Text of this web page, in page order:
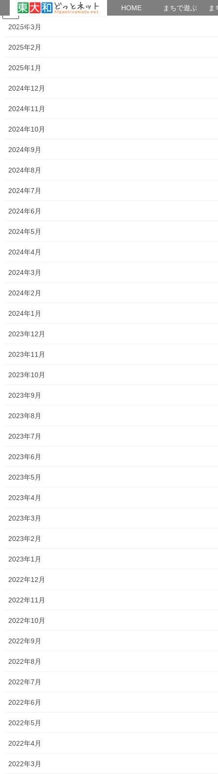
コ
ナ
HOME 2022年11月1日
秋晴れのさわやかな一日となった本日（10/30）、「みなみこう
た。午後（１３時～１６時３０分）のひととき、ステージショー
メニュー
行政機関
行政関連
東大和市市役所関連
東大和市社会福祉協議会
東大和市生活支援体整備事業広報誌「てとてとて」
公民館／市民センター等配置図
公民館／地区会館
市民センター
老人福祉施設
地区集会所
学校関連
小学校
中学校
高等学校
公共機関
小平・村山・大和衛生組合
東京都水道局
東京電力
東京ガス
J：COM
自治会
HOMEHOME まちで遊ぶ
ま
まちで学ぶ
2025年4月
2025年3月
2025年2月
2025年1月
2024年12月
2024年11月
2024年10月
2024年9月
2024年8月
2024年7月
2024年6月
2024年5月
2024年4月
2024年3月
2024年2月
2024年1月
2023年12月
2023年11月
2023年10月
2023年9月
2023年8月
2023年7月
2023年6月
2023年5月
2023年4月
2023年3月
2023年2月
2023年1月
2022年12月
2022年11月
2022年10月
2022年9月
2022年8月
2022年7月
2022年6月
2022年5月
2022年4月
2022年3月